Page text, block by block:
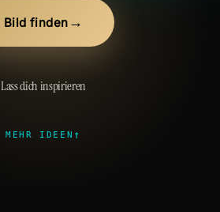
Bild finden →
Lass dich inspirieren
MEHR IDEEN ↑